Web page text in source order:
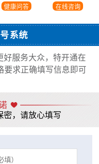
健康问答 在线咨询
系统
服务大众，特开通在
要求正确填写信息即可
密，请放心填写